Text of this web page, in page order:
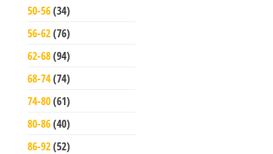
50-56(34)
56-62(76)
62-68(94)
68-74(74)
74-80(61)
80-86(40)
86-92(52)